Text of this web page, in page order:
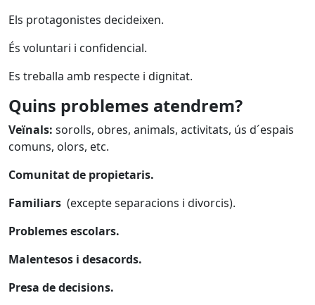
Els protagonistes decideixen.
És voluntari i confidencial.
Es treballa amb respecte i dignitat.
Quins problemes atendrem?
Veïnals: sorolls, obres, animals, activitats, ús d´espais
comuns, olors, etc.
Comunitat de propietaris.
Familiars (excepte separacions i divorcis).
Problemes escolars.
Malentesos i desacords.
Presa de decisions.